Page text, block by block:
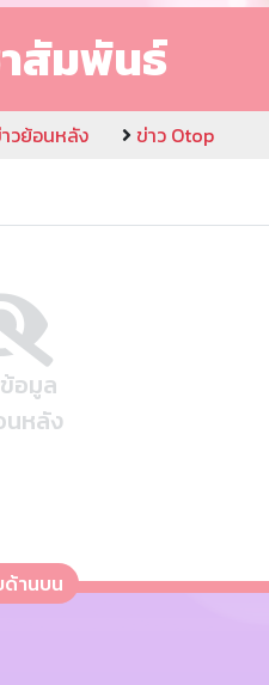
สัมพันธ์
วย้อนหลัง ข่าว Otop
อมูล
นหลัง
านบน